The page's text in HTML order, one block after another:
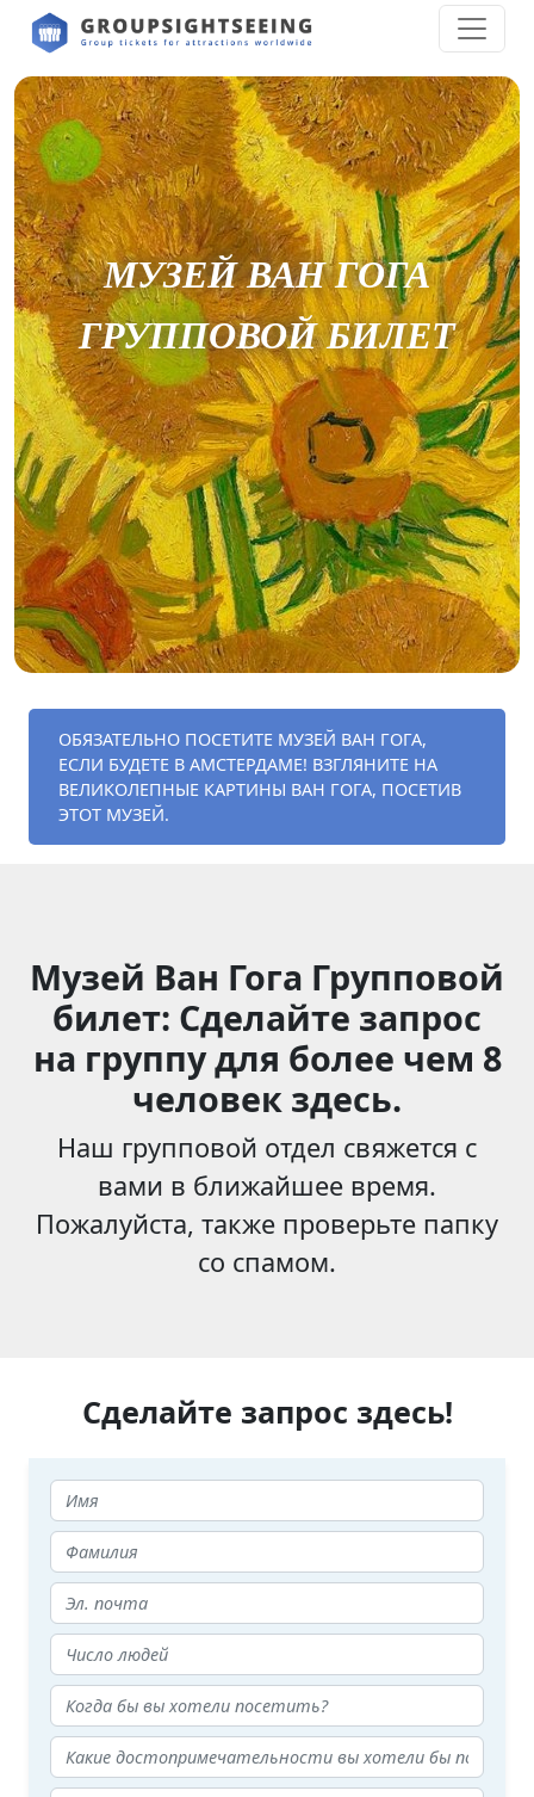
МУЗЕЙ ВАН ГОГА
ГРУППОВОЙ БИЛЕТ
ОБЯЗАТЕЛЬНО ПОСЕТИТЕ МУЗЕЙ ВАН ГОГА,
ЕСЛИ БУДЕТЕ В АМСТЕРДАМЕ! ВЗГЛЯНИТЕ НА
ВЕЛИКОЛЕПНЫЕ КАРТИНЫ ВАН ГОГА, ПОСЕТИВ
ЭТОТ МУЗЕЙ.
Музей Ван Гога Групповой
билет: Сделайте запрос
на группу для более чем 8
человек здесь.
Наш групповой отдел свяжется с
вами в ближайшее время.
Пожалуйста, также проверьте папку
со спамом.
Сделайте запрос здесь!